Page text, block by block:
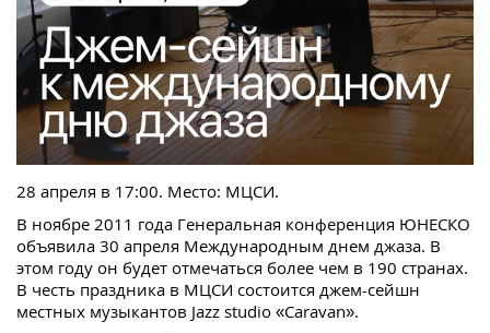
28 апреля в 17:00. Место: МЦСИ.
В ноябре 2011 года Генеральная конференция ЮНЕСКО
объявила 30 апреля Международным днем джаза. В
этом году он будет отмечаться более чем в 190 странах.
В честь праздника в МЦСИ состоится джем-сейшн
местных музыкантов Jazz studio «Caravan».